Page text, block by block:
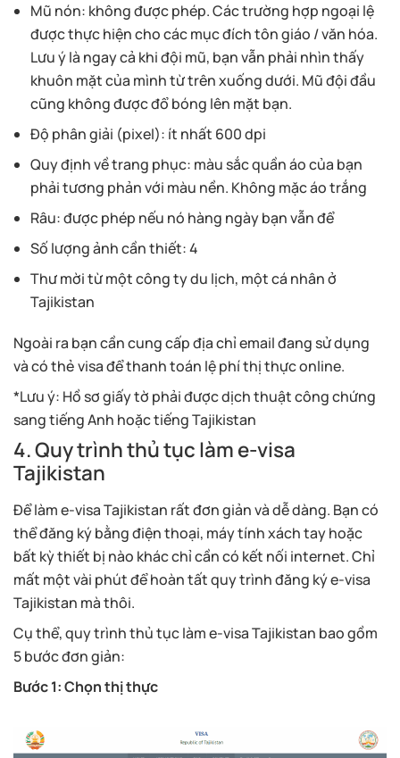
Mũ nón: không được phép. Các trường hợp ngoại lệ
được thực hiện cho các mục đích tôn giáo / văn hóa.
Lưu ý là ngay cả khi đội mũ, bạn vẫn phải nhìn thấy
khuôn mặt của mình từ trên xuống dưới. Mũ đội đầu
cũng không được đổ bóng lên mặt bạn.
Độ phân giải (pixel): ít nhất 600 dpi
Quy định về trang phục: màu sắc quần áo của bạn
phải tương phản với màu nền. Không mặc áo trắng
Râu: được phép nếu nó hàng ngày bạn vẫn để
Số lượng ảnh cần thiết: 4
Thư mời từ một công ty du lịch, một cá nhân ở
Tajikistan
Ngoài ra bạn cần cung cấp địa chỉ email đang sử dụng
và có thẻ visa để thanh toán lệ phí thị thực online.
*Lưu ý: Hồ sơ giấy tờ phải được dịch thuật công chứng
sang tiếng Anh hoặc tiếng Tajikistan
4. Quy trình thủ tục làm e-visa
Tajikistan
Để làm e-visa Tajikistan rất đơn giản và dễ dàng. Bạn có
thể đăng ký bằng điện thoại, máy tính xách tay hoặc
bất kỳ thiết bị nào khác chỉ cần có kết nối internet. Chỉ
mất một vài phút để hoàn tất quy trình đăng ký e-visa
Tajikistan mà thôi.
Cụ thể, quy trình thủ tục làm e-visa Tajikistan bao gồm
5 bước đơn giản:
Bước 1: Chọn thị thực